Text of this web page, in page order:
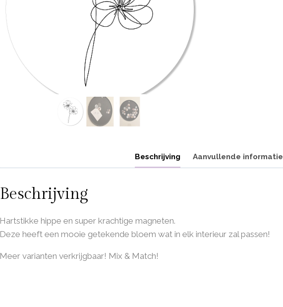
Beschrijving Aanvullende informatie
Beschrijving
Hartstikke hippe en super krachtige magneten.
Deze heeft een mooie getekende bloem wat in elk interieur zal passen!
Meer varianten verkrijgbaar! Mix & Match!